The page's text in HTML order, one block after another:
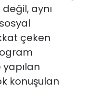
aynı
çeken
konuşulan